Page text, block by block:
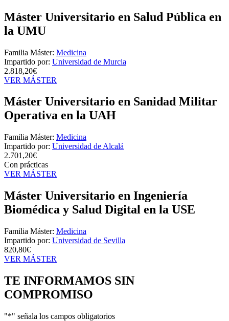
Máster Universitario en Salud Pública en
la UMU
Familia Máster: Medicina
Impartido por: Universidad de Murcia
2.818,20€
VER MÁSTER
Máster Universitario en Sanidad Militar
Operativa en la UAH
Familia Máster: Medicina
Impartido por: Universidad de Alcalá
2.701,20€
Con prácticas
VER MÁSTER
Máster Universitario en Ingeniería
Biomédica y Salud Digital en la USE
Familia Máster: Medicina
Impartido por: Universidad de Sevilla
820,80€
VER MÁSTER
TE INFORMAMOS SIN
COMPROMISO
"*" señala los campos obligatorios